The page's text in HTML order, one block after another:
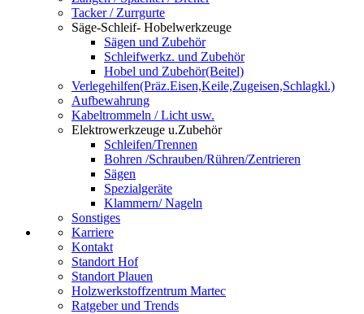
Tacker / Zurrgurte
Säge-Schleif- Hobelwerkzeuge
Sägen und Zubehör
Schleifwerkz. und Zubehör
Hobel und Zubehör(Beitel)
Verlegehilfen(Präz.Eisen,Keile,Zugeisen,Schlagkl.)
Aufbewahrung
Kabeltrommeln / Licht usw.
Elektrowerkzeuge u.Zubehör
Schleifen/Trennen
Bohren /Schrauben/Rühren/Zentrieren
Sägen
Spezialgeräte
Klammern/ Nageln
Sonstiges
Karriere
Kontakt
Standort Hof
Standort Plauen
Holzwerkstoffzentrum Martec
Ratgeber und Trends